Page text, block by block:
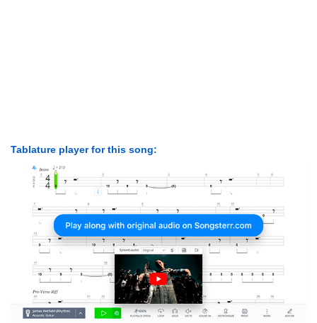
Tablature player for this song: